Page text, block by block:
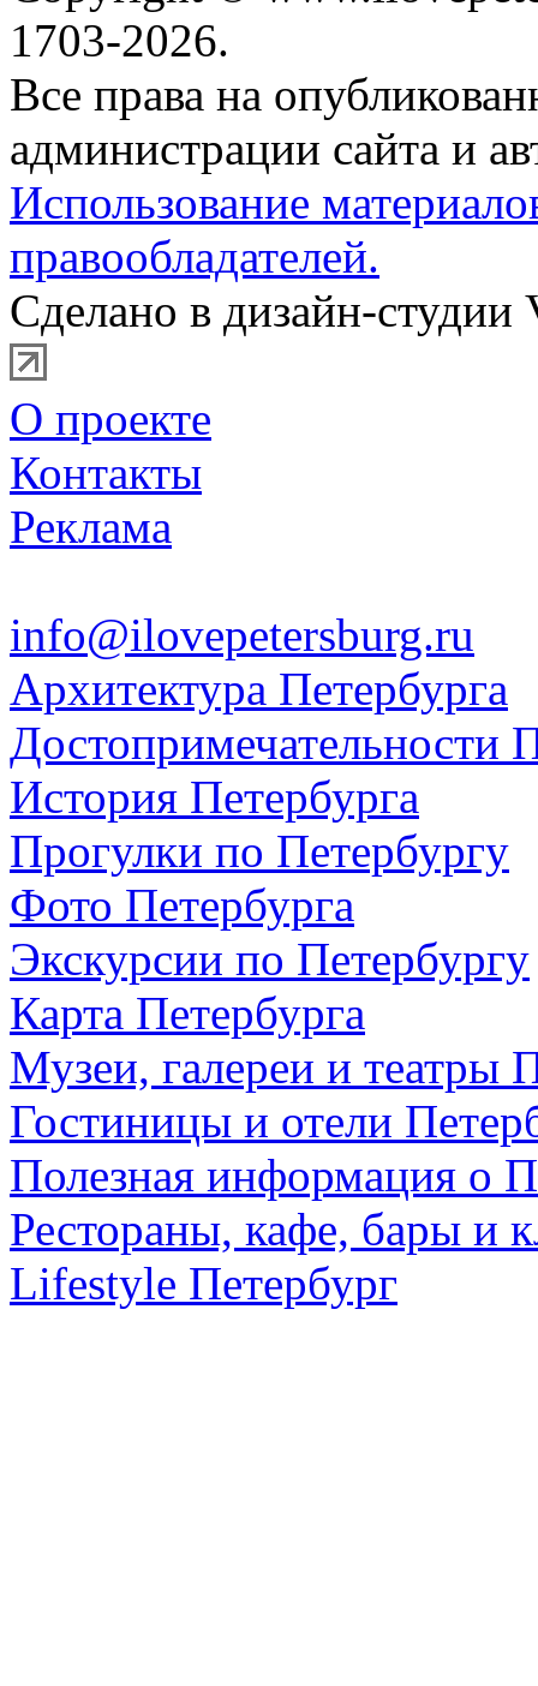
1703-2026.
Все права на
администрации сайта и
Использование
правообладателей.
Сделано в дизайн-студии
О проекте
Контакты
Реклама
info@ilovepetersburg.ru
Архитектура Петербурга
Достопримечательности
История Петербурга
Прогулки по Петербургу
Фото Петербурга
Экскурсии по Петербургу
Карта Петербурга
Музеи, галереи и театры
Гостиницы и отели
Полезная информация о
Рестораны, кафе, бары и
Lifestyle Петербург